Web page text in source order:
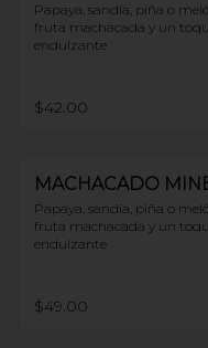
Papaya, sandía, piña o
fruta machacada y un
endulzante
$42.00
MACHACADO
Papaya, sandía, piña o
fruta machacada y un
endulzante
$49.00